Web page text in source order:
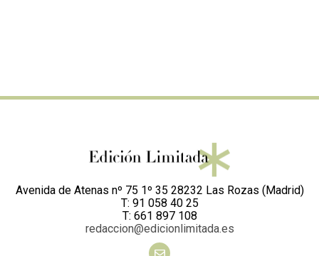
Avenida de Atenas nº 75 1º 35 28232 Las Rozas (Madrid)
T: 91 058 40 25
T: 661 897 108
redaccion@edicionlimitada.es